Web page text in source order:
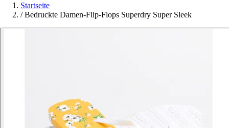
Startseite
/ Bedruckte Damen-Flip-Flops Superdry Super Sleek